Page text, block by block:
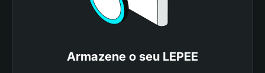
Armazene o seu LEPEE